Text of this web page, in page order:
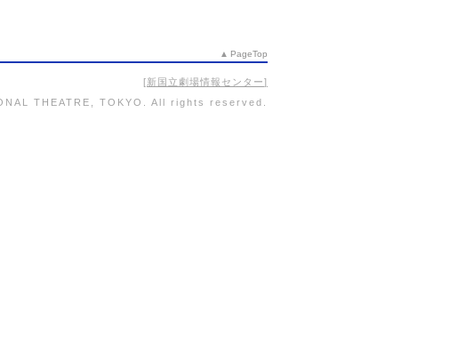
PageTop
新国立劇場情報センター
THEATRE, TOKYO. All rights reserved.